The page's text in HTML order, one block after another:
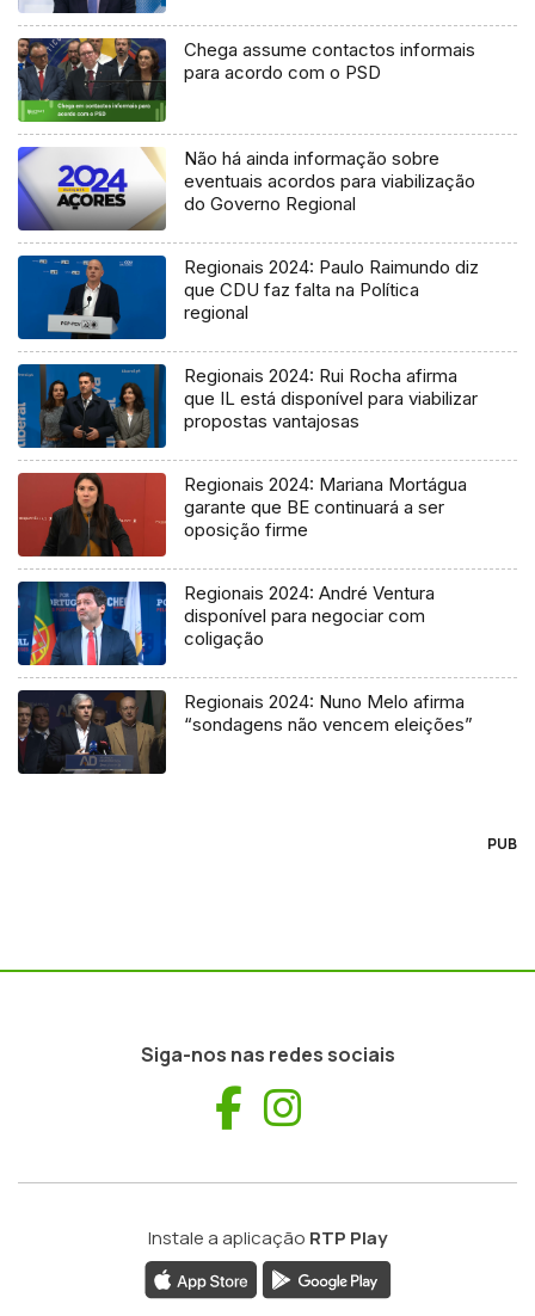
Chega assume contactos informais
para acordo com o PSD
Não há ainda informação sobre
eventuais acordos para viabilização
do Governo Regional
Regionais 2024: Paulo Raimundo diz
que CDU faz falta na Política
regional
Regionais 2024: Rui Rocha afirma
que IL está disponível para viabilizar
propostas vantajosas
Regionais 2024: Mariana Mortágua
garante que BE continuará a ser
oposição firme
Regionais 2024: André Ventura
disponível para negociar com
coligação
Regionais 2024: Nuno Melo afirma
“sondagens não vencem eleições”
PUB
Siga-nos nas redes sociais
Facebook
Instale a aplicação RTP Play